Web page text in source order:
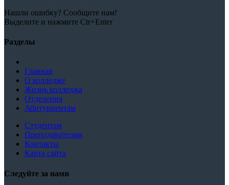
Нашли ошибку? Сообщите нам!
Выделите и нажмите Ctr+Enter
Разделы
Главная
О колледже
Жизнь колледжа
Отделения
Абитуриентам
Студентам
Преподавателям
Контакты
Карта сайта
Следуйте за нами